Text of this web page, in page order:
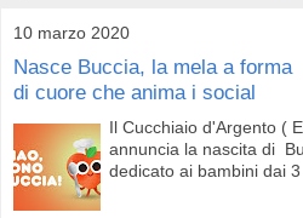
10 marzo 2020
Nasce Buccia, la mela a forma
di cuore che anima i social
Il Cucchiaio d'Argento (
annuncia la nascita di
dedicato ai bambini dai 3